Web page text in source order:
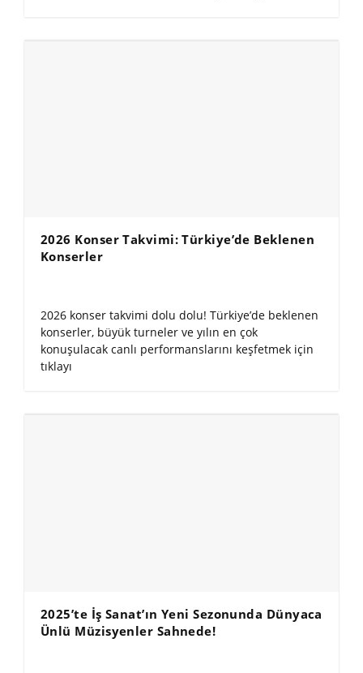
2026 Konser Takvimi: Türkiye’de Beklenen
Konserler
2026 konser takvimi dolu dolu! Türkiye’de beklenen
konserler, büyük turneler ve yılın en çok
konuşulacak canlı performanslarını keşfetmek için
tıklayı
2025’te İş Sanat’ın Yeni Sezonunda Dünyaca
Ünlü Müzisyenler Sahnede!